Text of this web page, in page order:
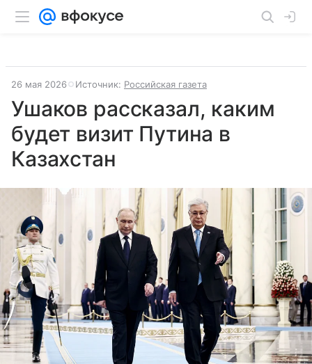
26 мая 2026 Источник: Российская газета
Ушаков рассказал, каким
будет визит Путина в
Казахстан